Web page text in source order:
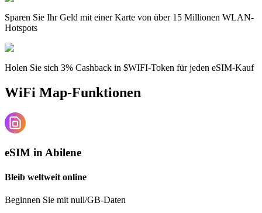
Sparen Sie Ihr Geld mit einer Karte von über 15 Millionen WLAN-
Hotspots
Holen Sie sich 3% Cashback in $WIFI-Token für jeden eSIM-Kauf
WiFi Map-Funktionen
eSIM in Abilene
Bleib weltweit online
Beginnen Sie mit null/GB-Daten